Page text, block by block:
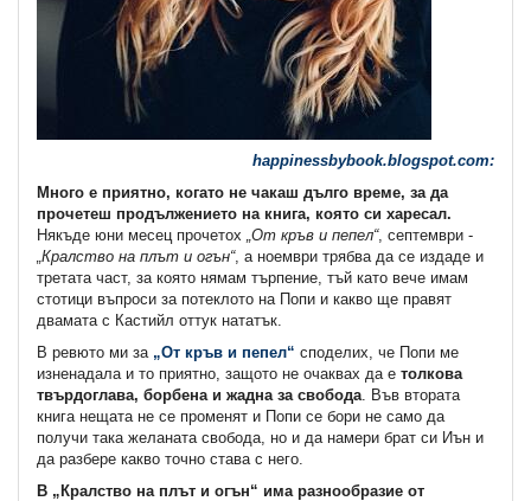
happinessbybook.blogspot.com:
Много е приятно, когато не чакаш дълго време, за да
прочетеш продължението на книга, която си харесал.
Някъде юни месец прочетох „От кръв и пепел“, септември -
„Кралство на плът и огън“, а ноември трябва да се издаде и
третата част, за която нямам търпение, тъй като вече имам
стотици въпроси за потеклото на Попи и какво ще правят
двамата с Кастийл оттук нататък.
В ревюто ми за „От кръв и пепел“ споделих, че Попи ме
изненадала и то приятно, защото не очаквах да е толкова
твърдоглава, борбена и жадна за свобода . Във втората
книга нещата не се променят и Попи се бори не само да
получи така желаната свобода, но и да намери брат си Иън и
да разбере какво точно става с него.
В „Кралство на плът и огън“ има разнообразие от